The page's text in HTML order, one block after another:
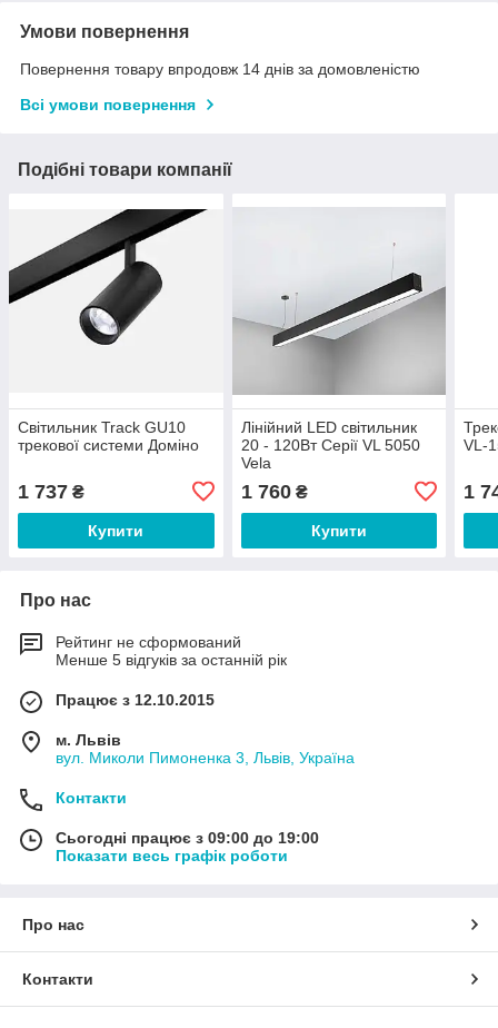
Умови повернення
Повернення товару впродовж 14 днів за домовленістю
Всі умови повернення
Подібні товари компанії
Світильник Track GU10
трекової системи Доміно
1 737 ₴
Купити
Лінійний LED світильник
20 - 120Вт Серії VL 5050
Vela
1 760₴
Купити
VL-
1
Про нас
Рейтинг не сформований
Менше 5 відгуків за останній рік
Працює з 12.10.2015
м. Львів
вул. Миколи Пимоненка 3, Львів, Україна
Контакти
Сьогодні працює з 09:00 до 19:00
Показати весь графік роботи
Про нас
Контакти